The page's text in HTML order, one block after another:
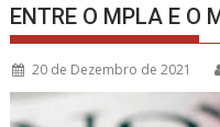
ENTRE O MPLA E O
20 de Dezembro de 2021